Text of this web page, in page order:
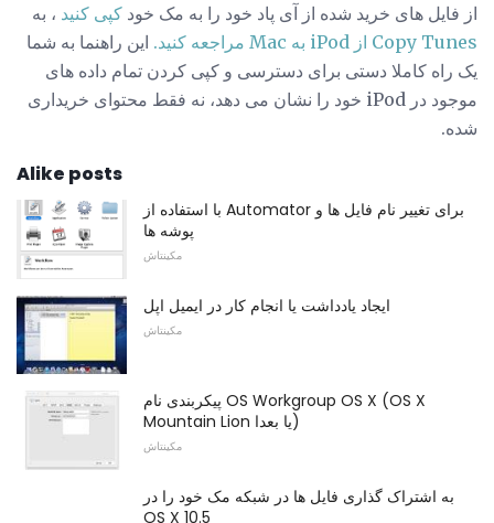
از فایل های خرید شده از آی پاد خود را به مک خود کپی کنید ، به
Copy Tunes از iPod به Mac مراجعه کنید.
این راهنما به شما
یک راه کاملا دستی برای دسترسی و کپی کردن تمام داده های
موجود در iPod خود را نشان می دهد، نه فقط محتوای خریداری
شده.
Alike posts
با استفاده از Automator برای تغییر نام فایل ها و
پوشه ها
مکینتاش
ایجاد یادداشت یا انجام کار در ایمیل اپل
مکینتاش
پیکربندی نام OS Workgroup OS X (OS X
Mountain Lion یا بعدا)
مکینتاش
به اشتراک گذاری فایل ها در شبکه مک خود را در
OS X 10.5